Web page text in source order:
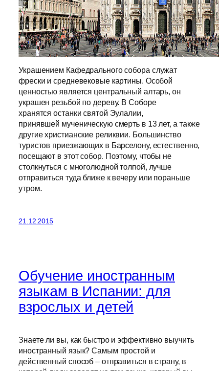
Украшением Кафедрального собора служат
фрески и средневековые картины. Особой
ценностью является центральный алтарь, он
украшен резьбой по дереву. В Соборе
хранятся останки святой Эулалии,
принявшей мученическую смерть в 13 лет, а также
другие христианские реликвии. Большинство
туристов приезжающих в Барселону, естественно,
посещают в этот собор. Поэтому, чтобы не
столкнуться с многолюдной толпой, лучше
отправиться туда ближе к вечеру или пораньше
утром.
21.12.2015
Обучение иностранным
языкам в Испании: для
взрослых и детей
Знаете ли вы, как быстро и эффективно выучить
иностранный язык? Самым простой и
действенный способ – отправиться в страну, в